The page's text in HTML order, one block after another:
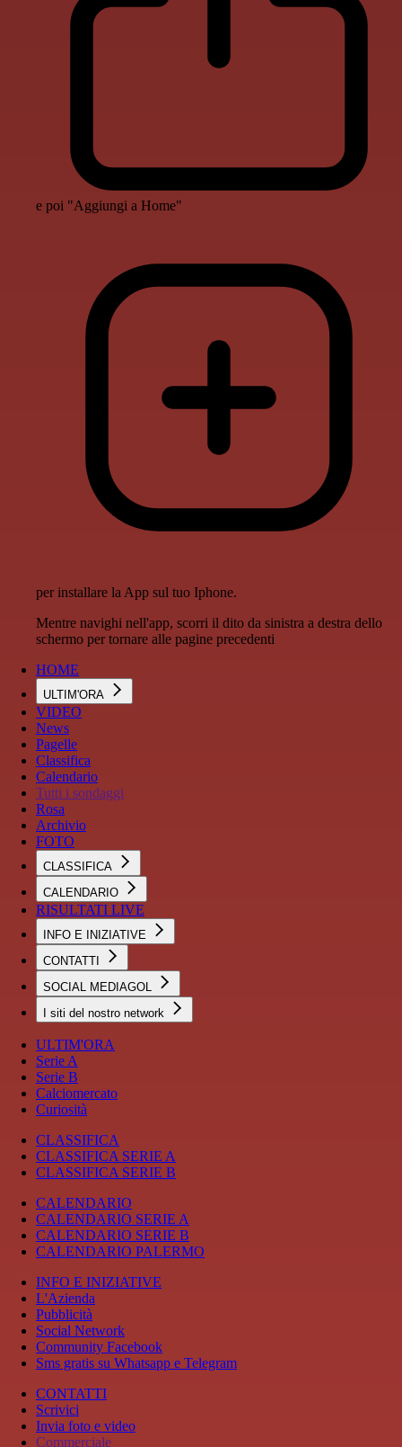
e poi "Aggiungi a Home"
per installare la App sul tuo Iphone.
Mentre navighi nell'app, scorri il dito da sinistra a destra dello
schermo per tornare alle pagine precedenti
HOME
ULTIM'ORA
VIDEO
News
Pagelle
Classifica
Calendario
Tutti i sondaggi
Rosa
Archivio
FOTO
CLASSIFICA
CALENDARIO
RISULTATI LIVE
INFO E INIZIATIVE
CONTATTI
SOCIAL MEDIAGOL
I siti del nostro network
ULTIM'ORA
Serie A
Serie B
Calciomercato
Curiosità
CLASSIFICA
CLASSIFICA SERIE A
CLASSIFICA SERIE B
CALENDARIO
CALENDARIO SERIE A
CALENDARIO SERIE B
CALENDARIO PALERMO
INFO E INIZIATIVE
L'Azienda
Pubblicità
Social Network
Community Facebook
Sms gratis su Whatsapp e Telegram
CONTATTI
Scrivici
Invia foto e video
Commerciale